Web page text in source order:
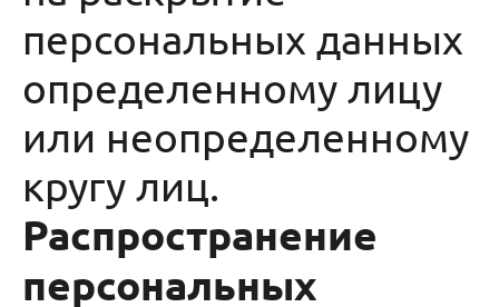
персональных данных
определенному лицу
или неопределенному
кругу лиц.
Распространение
персональных